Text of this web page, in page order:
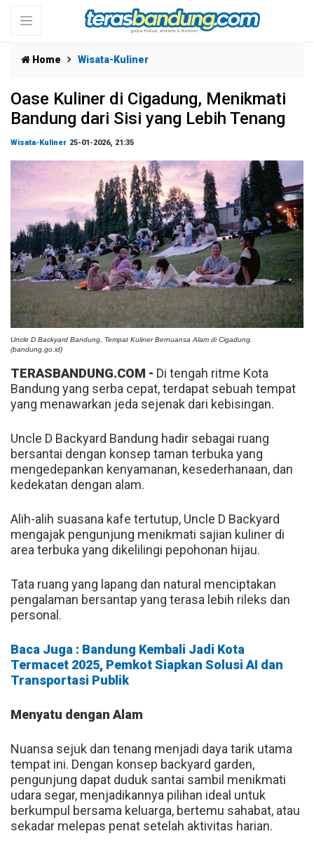
Home Wisata-Kuliner
Oase Kuliner di Cigadung, Menikmati
Bandung dari Sisi yang Lebih Tenang
Wisata-Kuliner 25-01-2026, 21:35
Uncle D Backyard Bandung, Tempat Kuliner Bernuansa Alam di Cigadung.
(bandung.go.id)
TERASBANDUNG.COM - Di tengah ritme Kota
Bandung yang serba cepat, terdapat sebuah tempat
yang menawarkan jeda sejenak dari kebisingan.
Uncle D Backyard Bandung hadir sebagai ruang
bersantai dengan konsep taman terbuka yang
mengedepankan kenyamanan, kesederhanaan, dan
kedekatan dengan alam.
Alih-alih suasana kafe tertutup, Uncle D Backyard
mengajak pengunjung menikmati sajian kuliner di
area terbuka yang dikelilingi pepohonan hijau.
Tata ruang yang lapang dan natural menciptakan
pengalaman bersantap yang terasa lebih rileks dan
personal.
Baca Juga : Bandung Kembali Jadi Kota
Termacet 2025, Pemkot Siapkan Solusi AI dan
Transportasi Publik
Menyatu dengan Alam
Nuansa sejuk dan tenang menjadi daya tarik utama
tempat ini. Dengan konsep backyard garden,
pengunjung dapat duduk santai sambil menikmati
udara segar, menjadikannya pilihan ideal untuk
berkumpul bersama keluarga, bertemu sahabat, atau
sekadar melepas penat setelah aktivitas harian.